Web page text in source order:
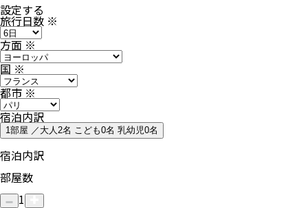
設定する
旅行日数 ※
方面※
国※
都市※
宿泊内訳
1部屋 ／大人2名 こども0名 乳幼児0名
宿泊内訳
部屋数
1